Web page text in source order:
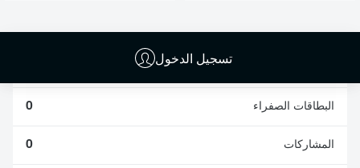
تسجيل الدخول
البطاقات الصفراء 0
المشاركات 0